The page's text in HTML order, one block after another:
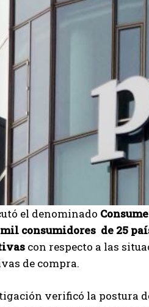
el denominado
consumidores de 25
con respecto a las
de compra.
verificó la postura